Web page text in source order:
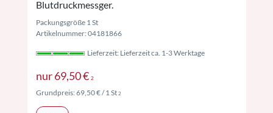
Blutdruckmessger.
Packungsgröße 1 St
Artikelnummer: 04181866
Lieferzeit: Lieferzeit ca. 1-3 Werktage
nur69,50 € 2Preise inkl. MwSt. ggf. zzgl. Versand
Grundpreis:69,50 €/ 1 St 2Preise inkl. MwSt. ggf. zzgl. Versand